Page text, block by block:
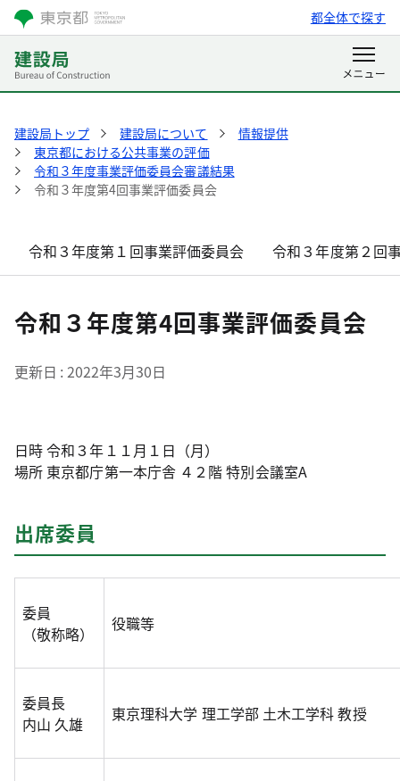
都全体で探す
建設局トップ 建設局について
情報提供
東京都における公共事業の評価
令和３年度事業評価委員会審議結果
令和３年度第4回事業評価委員会
令和３年度第１回事業評価委員会 令和３年度第２回
令和３年度第4回事業評価委員会
更新日 2022年3月30日
日時 令和３年１１月１日（月）
場所 東京都庁第一本庁舎 ４２階 特別会議室A
出席委員
委員
（敬称略）
役職等
委員長
内山 久雄
東京理科大学 理工学部 土木工学科 教授